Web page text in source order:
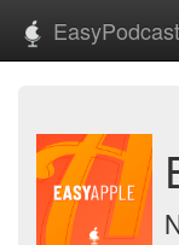
EasyPodcast